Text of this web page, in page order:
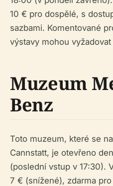
10 € pro dospělé, s
sazbami. Komentované
výstavy mohou
Muzeum
Benz
Toto muzeum, které se
Cannstatt, je otevřeno
(poslední vstup v 17:30).
7 € (snížené), zdarma